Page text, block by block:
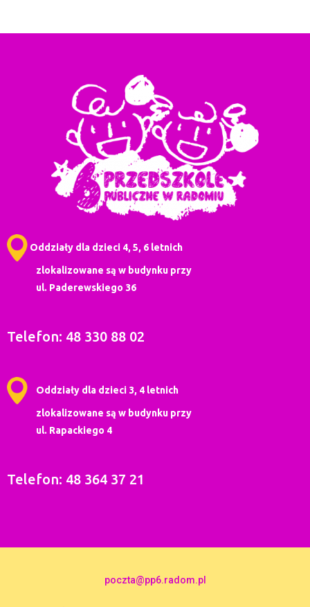
Oddziały dla dzieci 4, 5, 6 letnich
zlokalizowane są w budynku przy
ul. Paderewskiego 36
Telefon: 48 330 88 02
Oddziały dla dzieci 3, 4 letnich
zlokalizowane są w budynku przy
ul. Rapackiego 4
Telefon: 48 364 37 21
poczta@pp6.radom.pl